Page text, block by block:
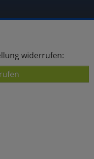
widerrufen: